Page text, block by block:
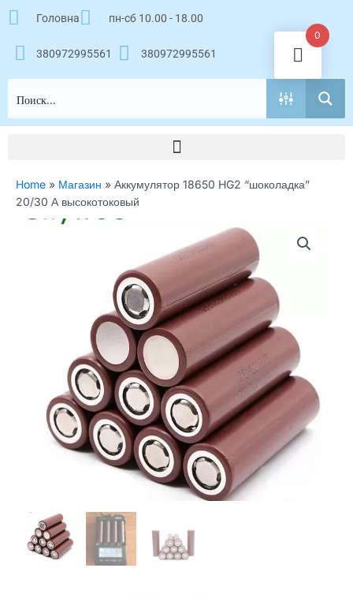
Перейти
Головна пн-сб 10.00 - 18.00
380972995561 380972995561
Home » Магазин » Аккумулятор 18650 HG2 “шоколадка”
20/30 А высокотоковый
0